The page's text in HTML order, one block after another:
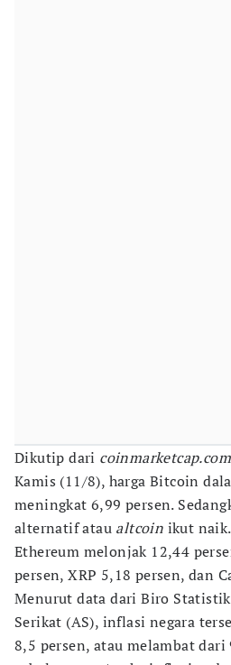
Dikutip dari
Kamis (11/8), harga Bitcoin
meningkat 6,99 persen.
alternatif atau altcoin ikut
Ethereum melonjak 12,44
persen, XRP 5,18 persen, dan
Menurut data dari Biro
Serikat (AS), inflasi negara
8,5 persen, atau melambat dari